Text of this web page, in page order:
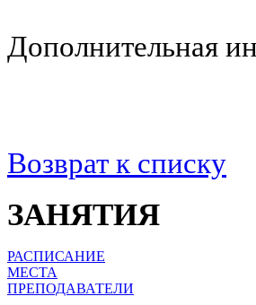
Дополнительная
Возврат к списку
ЗАНЯТИЯ
РАСПИСАНИЕ
МЕСТА
ПРЕПОДАВАТЕЛИ